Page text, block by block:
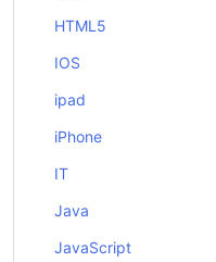
HTML5
IOS
ipad
iPhone
IT
Java
JavaScript